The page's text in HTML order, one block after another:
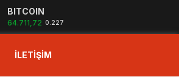
BITCOIN
64.711,72 0.227
İLETİŞİM